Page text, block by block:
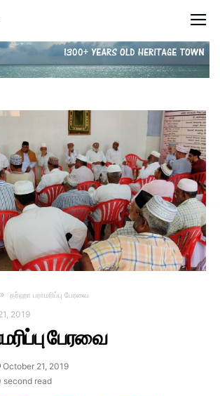
தர்ஹா பராமரிப்பு பேரவை
2019
பேரவை
October 21, 2019
second read